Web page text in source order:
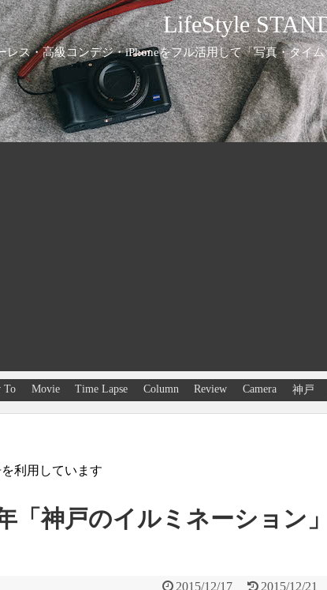
LifeStyle
レス・高級コンデジ・iPhoneをフル活用して「写真・タイ
To Movie Time Lapse Column Review Camera 神戸
利用しています
「神戸のイルミネーション
2015/12/17 2015/12/21